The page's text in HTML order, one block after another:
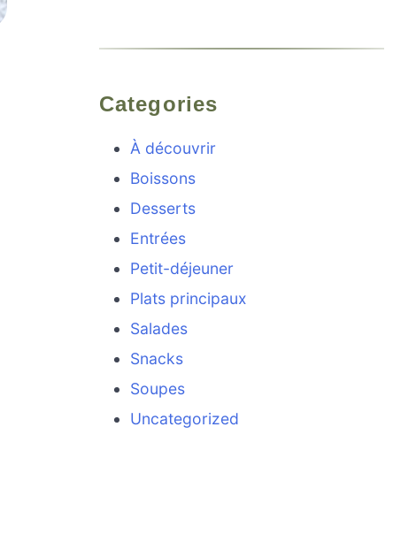
Categories
À découvrir
Boissons
Desserts
Entrées
Petit-déjeuner
Plats principaux
Salades
Snacks
Soupes
Uncategorized